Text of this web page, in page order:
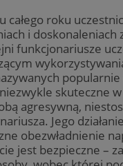
całego roku
i doskonaleniach
funkcjonariusze
skuteczne
agresywną,
Jego
obezwładnienie
jest bezpieczne –